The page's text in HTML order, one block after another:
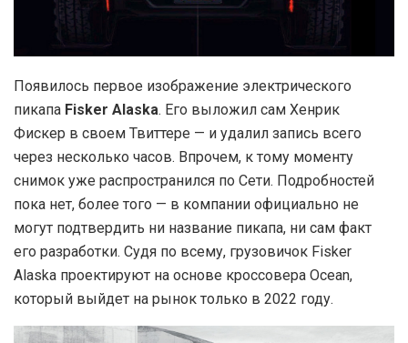
Появилось первое изображение электрического
пикапа Fisker Alaska. Его выложил сам Хенрик
Фискер в своем Твиттере — и удалил запись всего
через несколько часов. Впрочем, к тому моменту
снимок уже распространился по Сети. Подробностей
пока нет, более того — в компании официально не
могут подтвердить ни название пикапа, ни сам факт
его разработки. Судя по всему, грузовичок Fisker
Alaska проектируют на основе кроссовера Ocean,
который выйдет на рынок только в 2022 году.